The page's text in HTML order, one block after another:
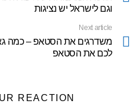
וגם לישראל יש נציגות
Next article
משדרגים את הסטאפ – כמה
לכם את הסטאפ
REACTION?